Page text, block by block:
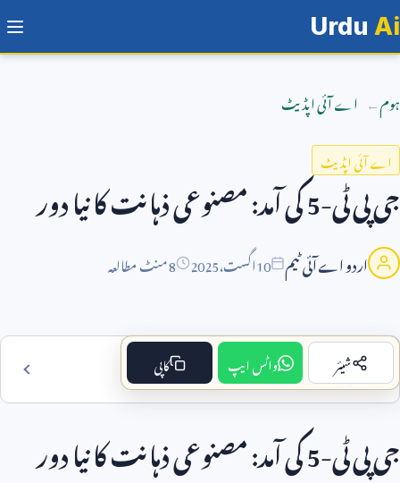
Urdu Ai
ہوم اے آئی اپڈیٹ
اے آئی اپڈیٹ
جی پی ٹی-5کی آمد: مصنوعی ذہانت کا نیا دور
اردو اے آئی ٹیم 10اگست،2025 8 منٹ مطالعہ
فہرست مضمون
جی پی ٹی-5کی آمد: مصنوعی ذہانت کا نیا دور
شیئر واٹس ایپ کاپی